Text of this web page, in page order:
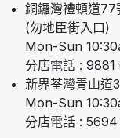
銅鑼灣禮頓道77
(勿地臣街入口)
Mon-Sun
分店電話 :
新界荃灣青山道
Mon-Sun
分店電話 :